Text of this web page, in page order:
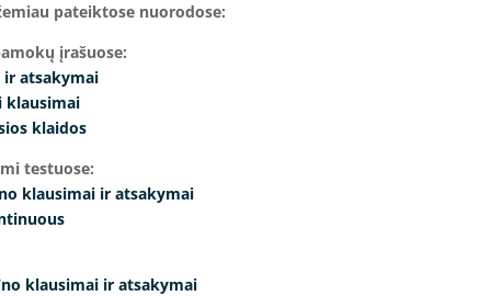
pateiktose nuorodose:
įrašuose:
ir atsakymai
klausimai
klaidos
testuose:
klausimai ir atsakymai
klausimai ir atsakymai